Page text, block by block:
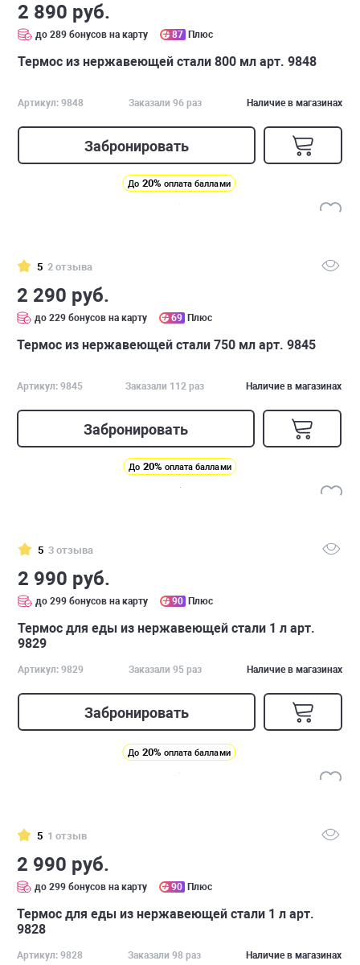
2 890 руб.
до 289 бонусов на карту 87 Плюс
Термос из нержавеющей стали 800 мл арт. 9848
Артикул: 9848 Заказали 96 раз Наличие в магазинах
Забронировать
До 20% оплата баллами
5 2 отзыва
2 290 руб.
до 229 бонусов на карту 69 Плюс
Термос из нержавеющей стали 750 мл арт. 9845
Артикул: 9845 Заказали 112 раз Наличие в магазинах
Забронировать
До 20% оплата баллами
5 3 отзыва
2 990 руб.
до 299 бонусов на карту 90 Плюс
Термос для еды из нержавеющей стали 1 л арт.
9829
Артикул: 9829 Заказали 95 раз Наличие в магазинах
Забронировать
До 20% оплата баллами
5 1 отзыв
2 990 руб.
до 299 бонусов на карту 90 Плюс
Термос для еды из нержавеющей стали 1 л арт.
9828
Артикул: 9828 Заказали 98 раз Наличие в магазинах